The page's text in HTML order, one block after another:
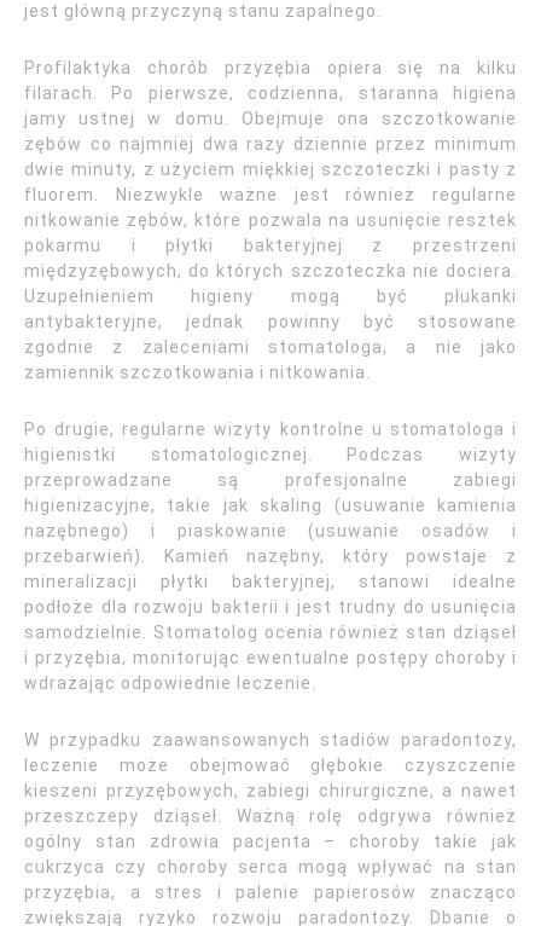
jest główną przyczyną stanu zapalnego.
Profilaktyka chorób przyzębia opiera się na kilku
filarach. Po pierwsze, codzienna, staranna higiena
jamy ustnej w domu. Obejmuje ona szczotkowanie
zębów co najmniej dwa razy dziennie przez minimum
dwie minuty, z użyciem miękkiej szczoteczki i pasty z
fluorem. Niezwykle ważne jest również regularne
nitkowanie zębów, które pozwala na usunięcie resztek
pokarmu i płytki bakteryjnej z przestrzeni
międzyzębowych, do których szczoteczka nie dociera.
Uzupełnieniem higieny mogą być płukanki
antybakteryjne, jednak powinny być stosowane
zgodnie z zaleceniami stomatologa, a nie jako
zamiennik szczotkowania i nitkowania.
Po drugie, regularne wizyty kontrolne u stomatologa i
higienistki stomatologicznej. Podczas wizyty
przeprowadzane są profesjonalne zabiegi
higienizacyjne, takie jak skaling (usuwanie kamienia
nazębnego) i piaskowanie (usuwanie osadów i
przebarwień). Kamień nazębny, który powstaje z
mineralizacji płytki bakteryjnej, stanowi idealne
podłoże dla rozwoju bakterii i jest trudny do usunięcia
samodzielnie. Stomatolog ocenia również stan dziąseł
i przyzębia, monitorując ewentualne postępy choroby i
wdrażając odpowiednie leczenie.
W przypadku zaawansowanych stadiów paradontozy,
leczenie może obejmować głębokie czyszczenie
kieszeni przyzębowych, zabiegi chirurgiczne, a nawet
przeszczepy dziąseł. Ważną rolę odgrywa również
ogólny stan zdrowia pacjenta – choroby takie jak
cukrzyca czy choroby serca mogą wpływać na stan
przyzębia, a stres i palenie papierosów znacząco
zwiększają ryzyko rozwoju paradontozy. Dbanie o